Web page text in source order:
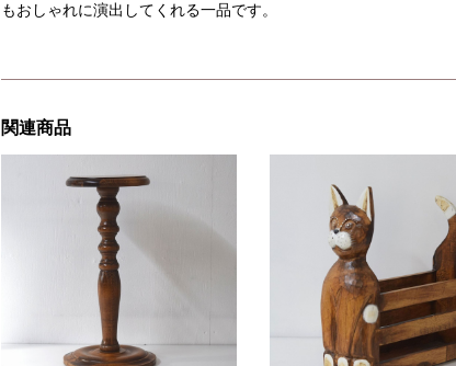
もおしゃれに演出してくれる一品です。
関連商品